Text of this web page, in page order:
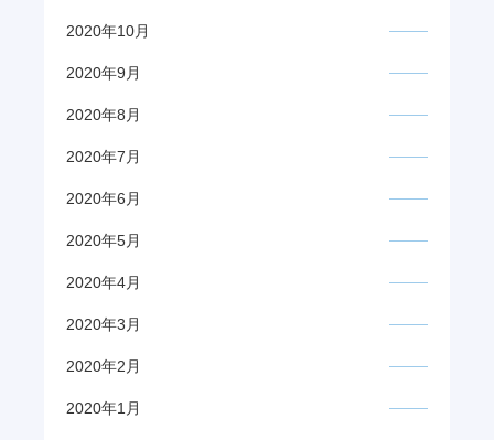
2020年10月
2020年9月
2020年8月
2020年7月
2020年6月
2020年5月
2020年4月
2020年3月
2020年2月
2020年1月